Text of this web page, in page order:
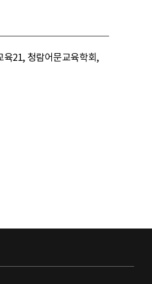
육21, 청람어문교육학회,